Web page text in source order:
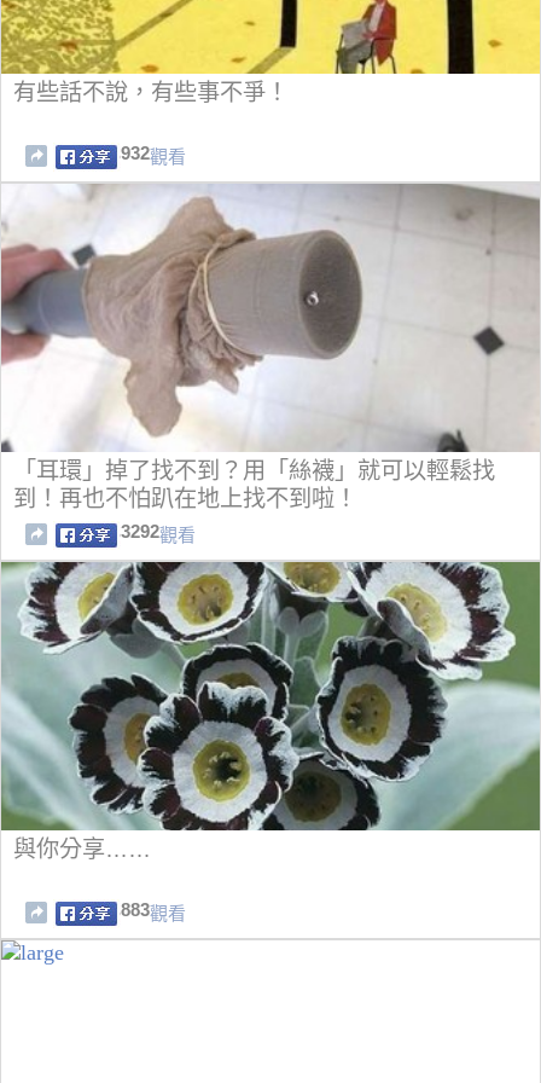
有些話不說，有些事不爭！
932觀看
「耳環」掉了找不到？用「絲襪」就可以輕鬆找
到！再也不怕趴在地上找不到啦！
3292觀看
與你分享……
883觀看